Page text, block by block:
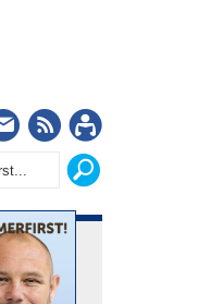
Nieuwsbrief
RSS